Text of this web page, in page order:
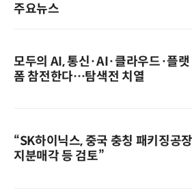
주요뉴스
모두의 AI, 통신·AI·클라우드·플랫
폼 참전한다…탐색전 치열
“SK하이닉스, 중국 충칭 패키징공장
지분매각 등 검토”